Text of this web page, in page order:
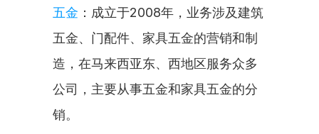
五金 ：成立于2008年，业务涉及建筑
五金、门配件、家具五金的营销和制
造，在马来西亚东、西地区服务众多
公司，主要从事五金和家具五金的分
销。